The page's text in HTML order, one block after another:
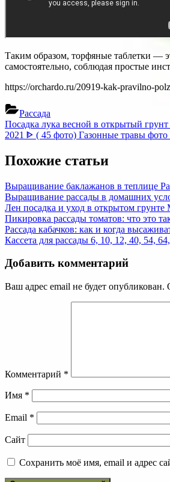
Таким образом, торфяные таблетки —
самостоятельно, соблюдая простые
https://orchardo.ru/20919-kak-pravilno-
Рассада
Навигация
по
записям
Previous
Post:
Посадка лука весной в открытый
Next
2021 ᐈ ( 45 фото) Газонные травы фото
Похожие статьи
Выращивание баклажанов в теплице
Выращивание рассады в домашних
Лен посадка и уход в открытом
Пикировка рассады томатов: что это
Рассада кабачков: как и когда
Кассета для рассады 6, 10, 12, 40, 54,
Добавить комментарий
Ваш адрес email не будет опубликован.
Комментарий *
Имя *
Email *
Сайт
Сохранить моё имя, email и адрес